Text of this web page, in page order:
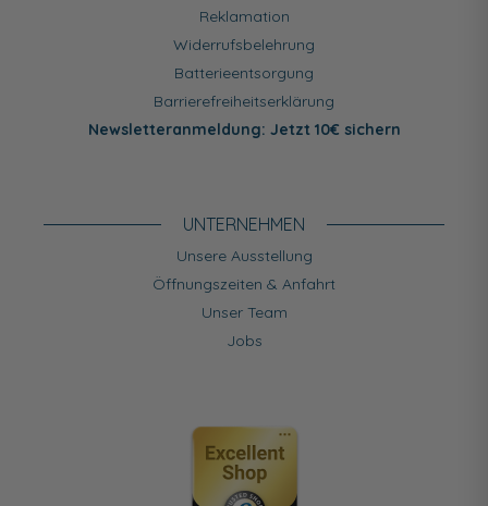
Reklamation
Widerrufsbelehrung
Batterieentsorgung
Barrierefreiheitserklärung
Newsletteranmeldung: Jetzt 10€ sichern
UNTERNEHMEN
Unsere Ausstellung
Öffnungszeiten & Anfahrt
Unser Team
Jobs